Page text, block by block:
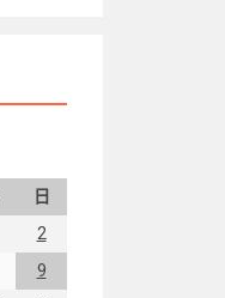
日
2
9